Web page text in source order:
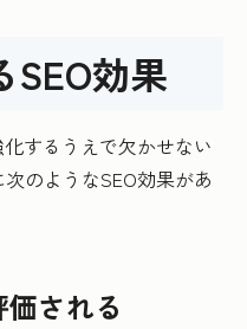
SEO効果
するうえで欠かせない
のようなSEO効果があ
される